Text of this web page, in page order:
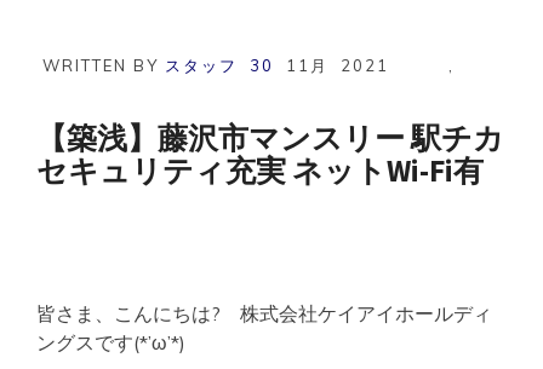
マ
リ
ー
3LDK
タ
WRITTEN BY スタッフ 30 11月 2021
【築浅】藤沢市マンスリー 駅チカ
セキュリティ充実 ネットWi-Fi有
皆さま、こんにちは? 株式会社ケイアイホールディ
ングスです(*’ω’*)